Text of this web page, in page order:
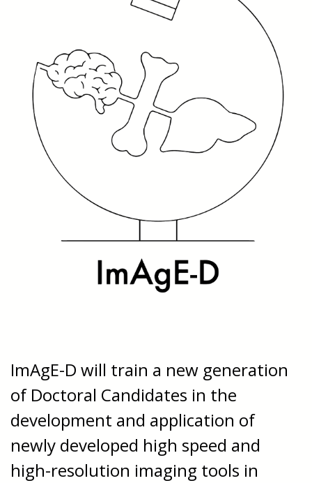
ImAgE-D will train a new generation
of Doctoral Candidates in the
development and application of
newly developed high speed and
high-resolution imaging tools in